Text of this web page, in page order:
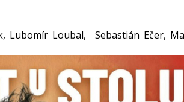
Lubomír Loubal, Sebastián Ečer,